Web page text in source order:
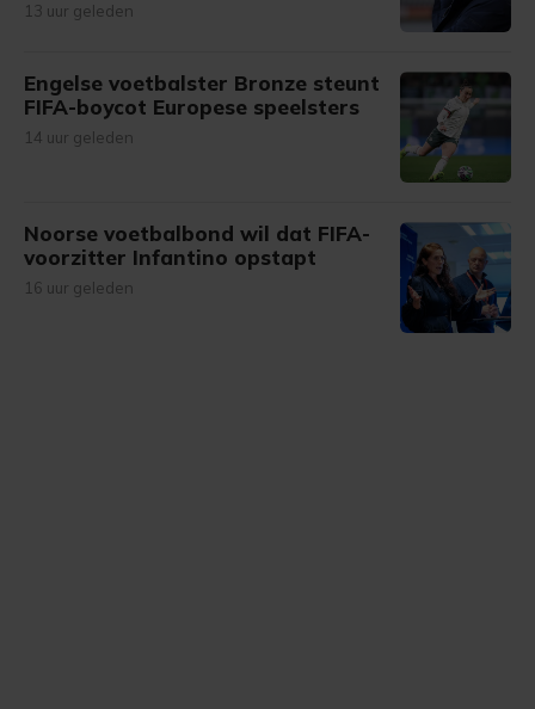
13 uur geleden
Engelse voetbalster Bronze steunt
FIFA-boycot Europese speelsters
14 uur geleden
Noorse voetbalbond wil dat FIFA-
voorzitter Infantino opstapt
16 uur geleden